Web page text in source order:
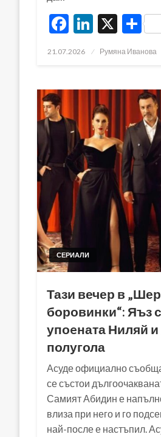
Facebook
LinkedIn
X
Posted
21.07.2026 Румяна Иванова
СЕРИАЛИ
Тази вечер в
боровинки“: Яъз
упоeната Ниляй
полугола
Асуде официално
се състои
Самият Абидин е
влиза при него и го
най-после е настъпил.